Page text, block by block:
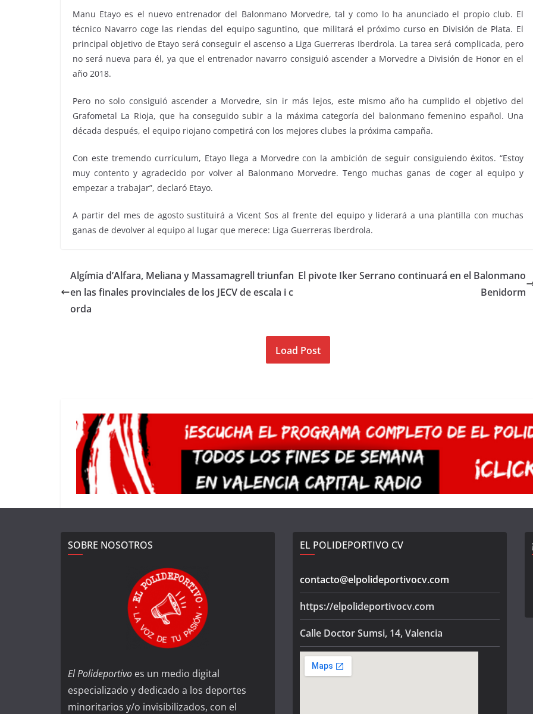
Manu Etayo es el nuevo entrenador del Balonmano Morvedre, tal y como lo ha anunciado el propio club. El
técnico Navarro coge las riendas del equipo saguntino, que militará el próximo curso en División de Plata. El
principal objetivo de Etayo será conseguir el ascenso a Liga Guerreras Iberdrola. La tarea será complicada, pero
no será nueva para él, ya que el entrenador navarro consiguió ascender a Morvedre a División de Honor en el
año 2018.
Pero no solo consiguió ascender a Morvedre, sin ir más lejos, este mismo año ha cumplido el objetivo del
Grafometal La Rioja, que ha conseguido subir a la máxima categoría del balonmano femenino español. Una
década después, el equipo riojano competirá con los mejores clubes la próxima campaña.
Con este tremendo currículum, Etayo llega a Morvedre con la ambición de seguir consiguiendo éxitos. “Estoy
muy contento y agradecido por volver al Balonmano Morvedre. Tengo muchas ganas de coger al equipo y
empezar a trabajar”, declaró Etayo.
A partir del mes de agosto sustituirá a Vicent Sos al frente del equipo y liderará a una plantilla con muchas
ganas de devolver al equipo al lugar que merece: Liga Guerreras Iberdrola.
Algímia d’Alfara, Meliana y Massamagrell triunfan
en las finales provinciales de los JECV de escala i c
orda
El pivote Iker Serrano continuará en el Balonmano
Benidorm
Load Post
SOBRE NOSOTROS
El Polideportivo es un medio digital
especializado y dedicado a los deportes
minoritarios y/o invisibilizados, con el
EL POLIDEPORTIVO CV
contacto@elpolideportivocv.com
https://elpolideportivocv.com
Calle Doctor Sumsi, 14, Valencia